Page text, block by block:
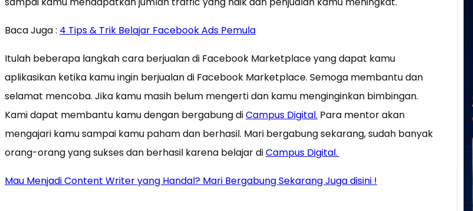
Baca Juga : 4 Tips & Trik Belajar Facebook Ads Pemula
Itulah beberapa langkah cara berjualan di Facebook Marketplace yang dapat kamu
aplikasikan ketika kamu ingin berjualan di Facebook Marketplace. Semoga membantu dan
selamat mencoba. Jika kamu masih belum mengerti dan kamu menginginkan bimbingan.
Kami dapat membantu kamu dengan bergabung diCampus Digital. Para mentor akan
mengajari kamu sampai kamu paham dan berhasil. Mari bergabung sekarang, sudah banyak
orang-orang yang sukses dan berhasil karena belajar diCampus Digital.
Mau Menjadi Content Writer yang Handal? Mari Bergabung Sekarang Juga disini !